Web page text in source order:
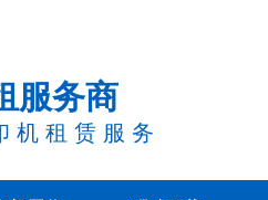
服务商
机租赁服务